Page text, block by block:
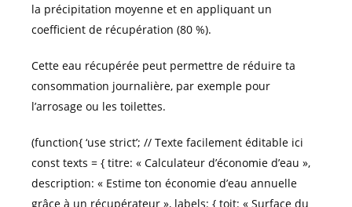
la précipitation moyenne et en appliquant un
coefficient de récupération (80 %).
Cette eau récupérée peut permettre de réduire ta
consommation journalière, par exemple pour
l’arrosage ou les toilettes.
(function{ ‘use strict’; // Texte facilement éditable ici
const texts = { titre: « Calculateur d’économie d’eau »,
description: « Estime ton économie d’eau annuelle
grâce à un récupérateur », labels: { toit: « Surface du